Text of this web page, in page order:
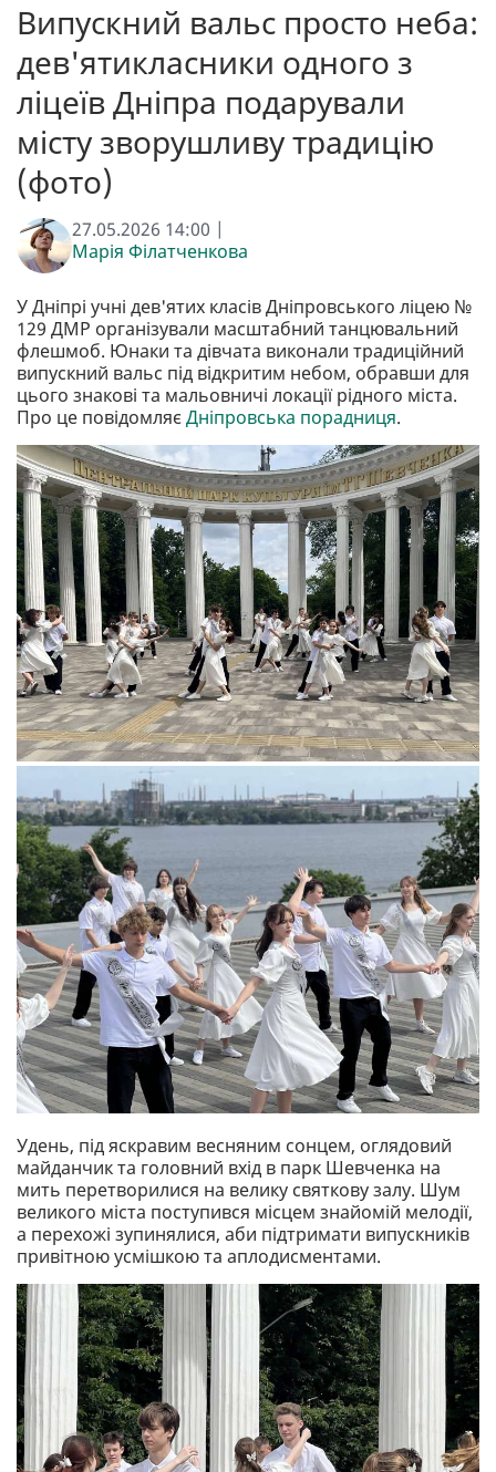
Випускний вальс просто неба:
дев'ятикласники одного з
ліцеїв Дніпра подарували
місту зворушливу традицію
(фото)
27.05.2026 14:00 |
Марія Філатченкова
У Дніпрі учні дев'ятих класів Дніпровського ліцею №
129 ДМР організували масштабний танцювальний
флешмоб. Юнаки та дівчата виконали традиційний
випускний вальс під відкритим небом, обравши для
цього знакові та мальовничі локації рідного міста.
Про це повідомляєДніпровська порадниця.
Удень, під яскравим весняним сонцем, оглядовий
майданчик та головний вхід в парк Шевченка на
мить перетворилися на велику святкову залу. Шум
великого міста поступився місцем знайомій мелодії,
а перехожі зупинялися, аби підтримати випускників
привітною усмішкою та аплодисментами.